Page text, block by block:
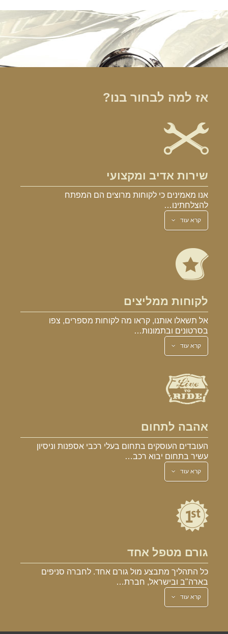
אז למה לבחור בנו?
שירות אדיב ומקצועי
אנו מאמינים כי לקוחות מרוצים הם המפתח
להצלחתינו…
קרא עוד
לקוחות ממליצים
אל תשאלו אותנו, קראו מה לקוחות מספרים, צפו
בסרטונים ובתמונות…
קרא עוד
אהבה לתחום
העובדים העוסקים בתחום בעלי רכבי אספנות וניסיון
עשיר בתחום יבוא רכב…
קרא עוד
גורם מטפל אחד
כל התהליך מתבצע מול גורם אחד. לחברה סניפים
בארה"ב ובישראל, חברת…
קרא עוד